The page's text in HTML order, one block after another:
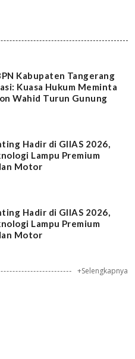
Kabupaten Tangerang
Kuasa Hukum Meminta
Wahid Turun Gunung
Hadir di GIIAS 2026,
Lampu Premium
Motor
Hadir di GIIAS 2026,
Lampu Premium
Motor
+Selengkapnya